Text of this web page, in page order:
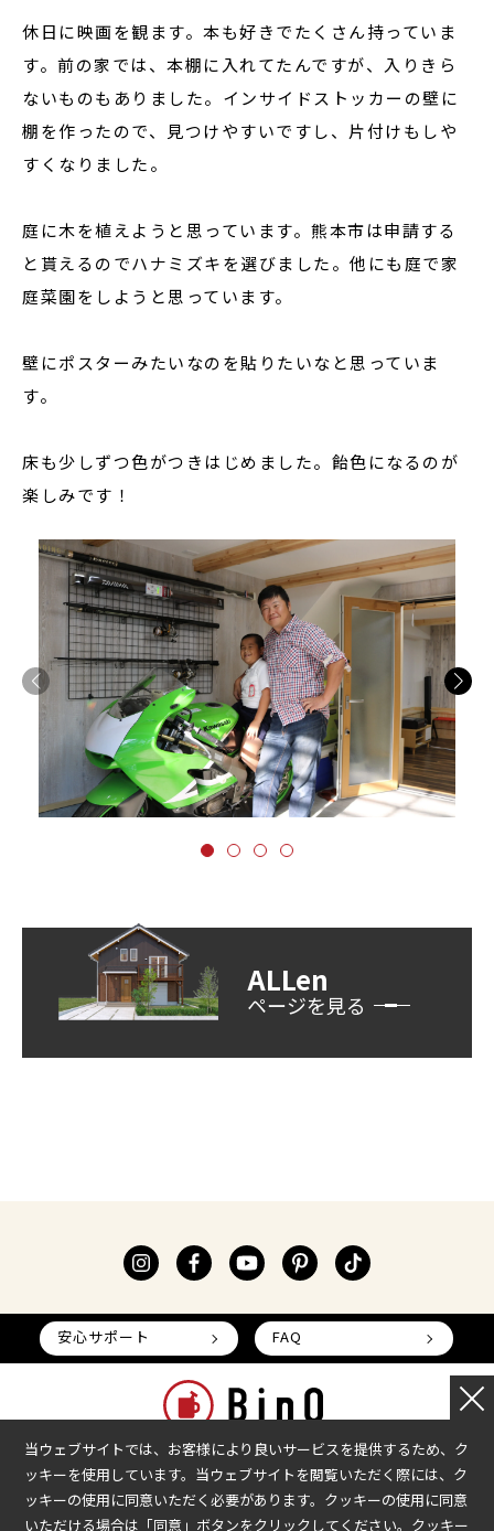
休日に映画を観ます。本も好きでたくさん持っていま
す。前の家では、本棚に入れてたんですが、入りきら
ないものもありました。インサイドストッカーの壁に
棚を作ったので、見つけやすいですし、片付けもしや
すくなりました。
庭に木を植えようと思っています。熊本市は申請する
と貰えるのでハナミズキを選びました。他にも庭で家
庭菜園をしようと思っています。
壁にポスターみたいなのを貼りたいなと思っていま
す。
床も少しずつ色がつきはじめました。飴色になるのが
楽しみです！
ALLen
ページを見る
安心サポート FAQ
本部へのお問い合わせ
会社情報
加盟企業の募集
加盟店様ログイン
当ウェブサイトでは、お客様により良いサービスを提供するため、ク
ッキーを使用しています。当ウェブサイトを閲覧いただく際には、ク
ッキーの使用に同意いただく必要があります。クッキーの使用に同意
いただける場合は「同意」ボタンをクリックしてください。クッキー